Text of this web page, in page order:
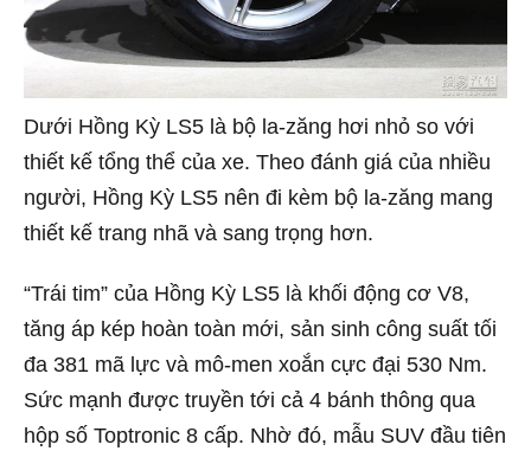
Dưới Hồng Kỳ LS5 là bộ la-zăng hơi nhỏ so với
thiết kế tổng thể của xe. Theo đánh giá của nhiều
người, Hồng Kỳ LS5 nên đi kèm bộ la-zăng mang
thiết kế trang nhã và sang trọng hơn.
“Trái tim” của Hồng Kỳ LS5 là khối động cơ V8,
tăng áp kép hoàn toàn mới, sản sinh công suất tối
đa 381 mã lực và mô-men xoắn cực đại 530 Nm.
Sức mạnh được truyền tới cả 4 bánh thông qua
hộp số Toptronic 8 cấp. Nhờ đó, mẫu SUV đầu tiên